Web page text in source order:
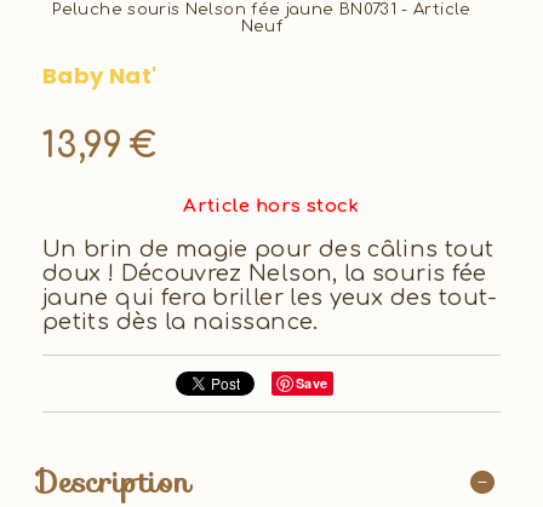
Peluche souris Nelson fée jaune BN0731 - Article
Neuf
Baby Nat'
13,99 €
Article hors stock
Un brin de magie pour des câlins tout
doux ! Découvrez Nelson, la souris fée
jaune qui fera briller les yeux des tout-
petits dès la naissance.
Save
Description